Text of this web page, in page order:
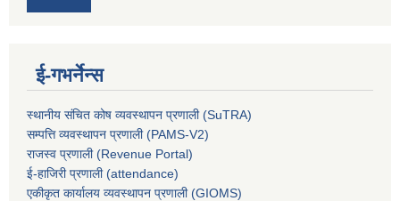
ई-गभर्नेन्स
स्थानीय संचित कोष व्यवस्थापन प्रणाली (SuTRA)
सम्पत्ति व्यवस्थापन प्रणाली (PAMS-V2)
राजस्व प्रणाली (Revenue Portal)
ई-हाजिरी प्रणाली (attendance)
एकीकृत कार्यालय व्यवस्थापन प्रणाली (GIOMS)